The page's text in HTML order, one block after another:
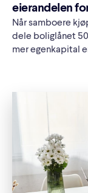
eierandelen
Når samboere
dele boliglånet
mer egenkapital